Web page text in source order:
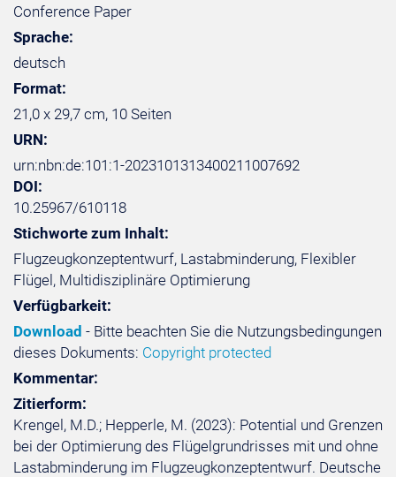
Conference Paper
Sprache:
deutsch
Format:
21,0 x 29,7 cm, 10 Seiten
URN:
urn:nbn:de:101:1-2023101313400211007692
DOI:
10.25967/610118
Stichworte zum Inhalt:
Flugzeugkonzeptentwurf, Lastabminderung, Flexibler
Flügel, Multidisziplinäre Optimierung
Verfügbarkeit:
Download - Bitte beachten Sie die Nutzungsbedingungen
dieses Dokuments: Copyright protected
Kommentar:
Zitierform:
Krengel, M.D.; Hepperle, M. (2023): Potential und Grenzen
bei der Optimierung des Flügelgrundrisses mit und ohne
Lastabminderung im Flugzeugkonzeptentwurf. Deutsche